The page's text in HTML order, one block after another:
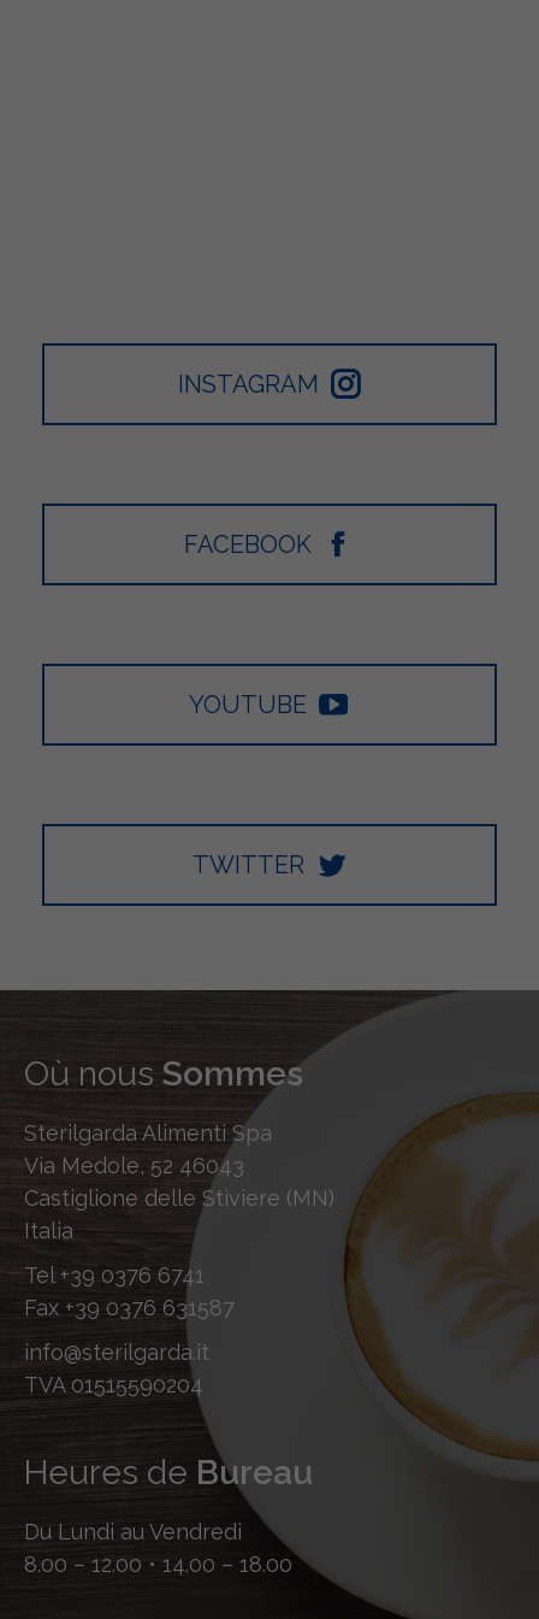
INSTAGRAM
FACEBOOK
YOUTUBE
TWITTER
Où nous Sommes
Sterilgarda Alimenti Spa
Via Medole, 52 46043
Castiglione delle Stiviere (MN)
Italia
Tel +39 0376 6741
Fax +39 0376 631587
info@sterilgarda.it
TVA 01515590204
Heures de Bureau
Du Lundi au Vendredi
8.00 – 12.00 • 14.00 – 18.00